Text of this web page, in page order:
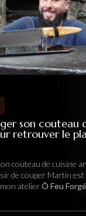
son couteau
retrouver le
couteau de cuisine
de couper Martin
atelierÔ Feu Forgé